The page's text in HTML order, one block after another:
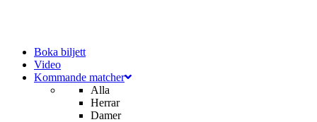
Boka biljett
Video
Kommande matcher
Alla
Herrar
Damer